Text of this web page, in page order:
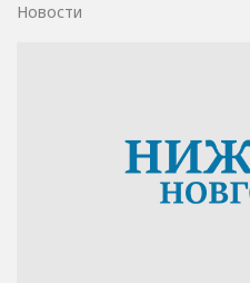
Новости